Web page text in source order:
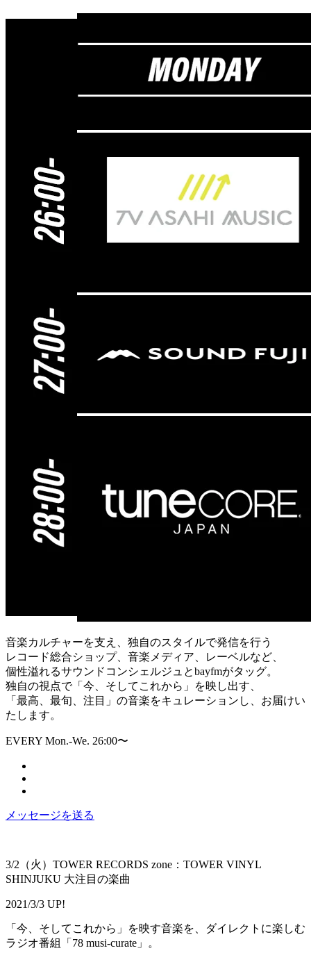
音楽カルチャーを支え、独自のスタイルで発信を行う
レコード総合ショップ、音楽メディア、レーベルなど、
個性溢れるサウンドコンシェルジュとbayfmがタッグ。
独自の視点で「今、そしてこれから」を映し出す、
「最高、最旬、注目」の音楽をキュレーションし、お届けい
たします。
EVERY Mon.-We. 26:00〜
メッセージを送る
3/2（火）TOWER RECORDS zone：TOWER VINYL
SHINJUKU 大注目の楽曲
2021/3/3 UP!
「今、そしてこれから」を映す音楽を、ダイレクトに楽しむ
ラジオ番組「78 musi-curate」。